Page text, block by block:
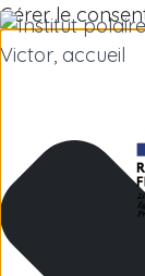
Gérer le